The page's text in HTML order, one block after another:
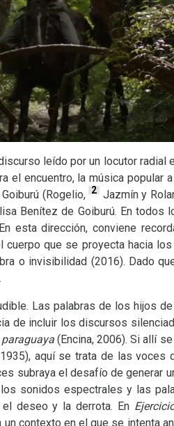
leído por un locutor radial
el encuentro, la música popular
(Rogelio, 2 Jazmín y
Benítez de Goiburú. En todos
esta dirección, conviene
cuerpo que se proyecta hacia
o invisibilidad (2016). Dado
Las palabras de los hijos
de incluir los discursos
(Encina, 2006). Si allí
aquí se trata de las voces
subraya el desafío de generar
sonidos espectrales y las
deseo y la derrota. En
contexto en el que se intenta